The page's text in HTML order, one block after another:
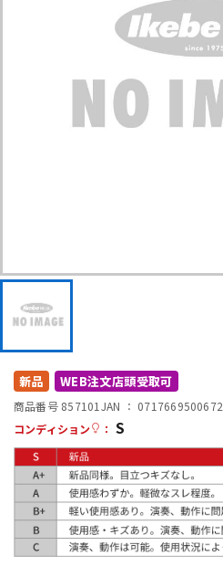
キーボード
配信/ライブ機器
中古
新品 WEB注文店頭受取可
商品番号 857101 JAN ： 0717669500672
コンディション
： S